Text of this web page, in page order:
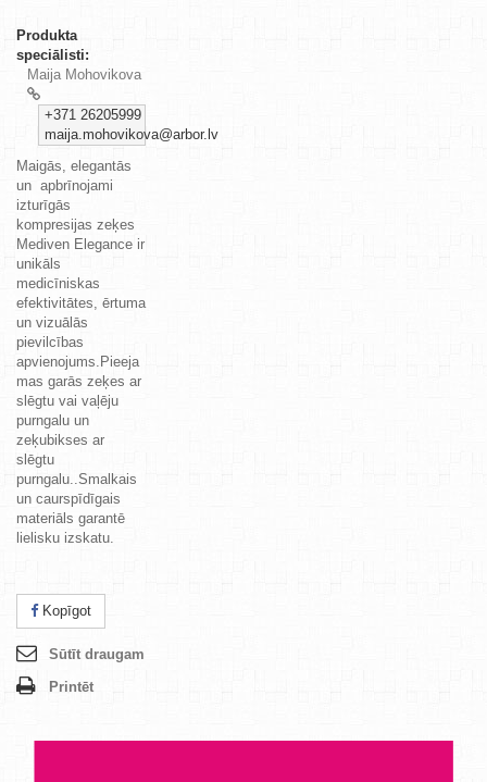
Produkta
speciālisti:
Maija Mohovikova
+371 26205999
maija.mohovikova@arbor.lv
Maigās, elegantās
un apbrīnojami
izturīgās
kompresijas zeķes
Mediven Elegance ir
unikāls
medicīniskas
efektivitātes, ērtuma
un vizuālās
pievilcības
apvienojums.Pieeja
mas garās zeķes ar
slēgtu vai vaļēju
purngalu un
zeķubikses ar
slēgtu
purngalu..Smalkais
un caurspīdīgais
materiāls garantē
lielisku izskatu.
Kopīgot
Sūtīt draugam
Printēt